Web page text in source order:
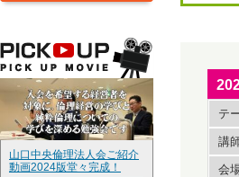
テ
講
会
山口中央倫理法人会ご紹介
動画2024版堂々完成！